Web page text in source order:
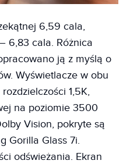
6,59 cala,
6,83 cala. Różnica
ją z myślą o
Wyświetlacze w obu
1,5K,
na poziomie 3500
Vision, pokryte są
Gorilla Glass 7i.
odświeżania. Ekran